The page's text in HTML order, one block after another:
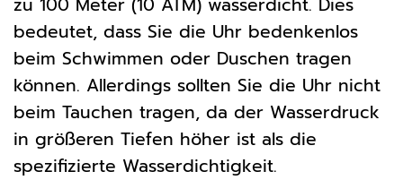
bedeutet, dass Sie die Uhr bedenkenlos
beim Schwimmen oder Duschen tragen
können. Allerdings sollten Sie die Uhr nicht
beim Tauchen tragen, da der Wasserdruck
in größeren Tiefen höher ist als die
spezifizierte Wasserdichtigkeit.